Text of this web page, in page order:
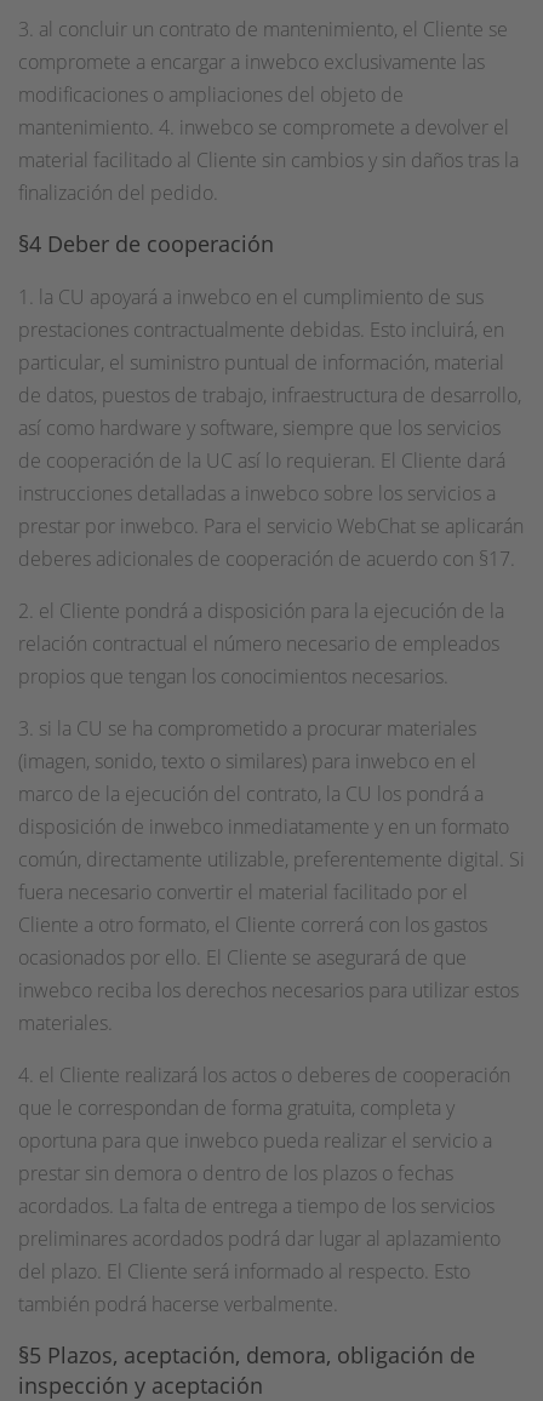
3. al concluir un contrato de mantenimiento, el Cliente se
compromete a encargar a inwebco exclusivamente las
modificaciones o ampliaciones del objeto de
mantenimiento. 4. inwebco se compromete a devolver el
material facilitado al Cliente sin cambios y sin daños tras la
finalización del pedido.
§4 Deber de cooperación
1. la CU apoyará a inwebco en el cumplimiento de sus
prestaciones contractualmente debidas. Esto incluirá, en
particular, el suministro puntual de información, material
de datos, puestos de trabajo, infraestructura de desarrollo,
así como hardware y software, siempre que los servicios
de cooperación de la UC así lo requieran. El Cliente dará
instrucciones detalladas a inwebco sobre los servicios a
prestar por inwebco. Para el servicio WebChat se aplicarán
deberes adicionales de cooperación de acuerdo con §17.
2. el Cliente pondrá a disposición para la ejecución de la
relación contractual el número necesario de empleados
propios que tengan los conocimientos necesarios.
3. si la CU se ha comprometido a procurar materiales
(imagen, sonido, texto o similares) para inwebco en el
marco de la ejecución del contrato, la CU los pondrá a
disposición de inwebco inmediatamente y en un formato
común, directamente utilizable, preferentemente digital. Si
fuera necesario convertir el material facilitado por el
Cliente a otro formato, el Cliente correrá con los gastos
ocasionados por ello. El Cliente se asegurará de que
inwebco reciba los derechos necesarios para utilizar estos
materiales.
4. el Cliente realizará los actos o deberes de cooperación
que le correspondan de forma gratuita, completa y
oportuna para que inwebco pueda realizar el servicio a
prestar sin demora o dentro de los plazos o fechas
acordados. La falta de entrega a tiempo de los servicios
preliminares acordados podrá dar lugar al aplazamiento
del plazo. El Cliente será informado al respecto. Esto
también podrá hacerse verbalmente.
§5 Plazos, aceptación, demora, obligación de
inspección y aceptación